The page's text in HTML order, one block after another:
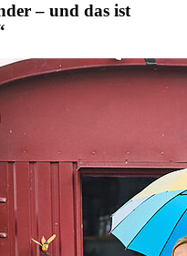
– und das ist